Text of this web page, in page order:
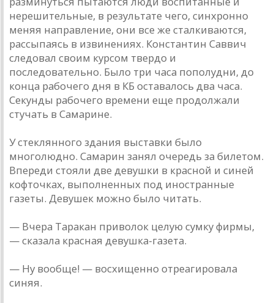
нерешительные, в результате чего, синхронно
меняя направление, они все же сталкиваются,
рассыпаясь в извинениях. Константин Саввич
следовал своим курсом твердо и
последовательно. Было три часа пополудни, до
конца рабочего дня в КБ оставалось два часа.
Секунды рабочего времени еще продолжали
стучать в Самарине.
У стеклянного здания выставки было
многолюдно. Самарин занял очередь за билетом.
Впереди стояли две девушки в красной и синей
кофточках, выполненных под иностранные
газеты. Девушек можно было читать.
— Вчера Таракан приволок целую сумку фирмы,
— сказала красная девушка-газета.
— Ну вообще! — восхищенно отреагировала
синяя.